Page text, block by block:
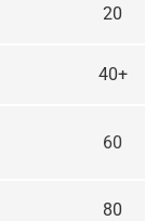
20
40+
60
80